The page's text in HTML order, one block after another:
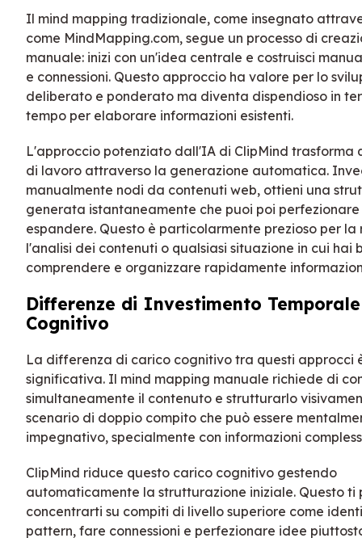
Il mind mapping tradizionale, come insegnato
come MindMapping.com, segue un processo di
manuale: inizi con un'idea centrale e costruisci
e connessioni. Questo approccio ha valore per lo
deliberato e ponderato ma diventa dispendioso in
tempo per elaborare informazioni esistenti.
L'approccio potenziato dall'IA di ClipMind trasforma
di lavoro attraverso la generazione automatica.
manualmente nodi da contenuti web, ottieni una
generata istantaneamente che puoi poi
espandere. Questo è particolarmente prezioso per la
l'analisi dei contenuti o qualsiasi situazione in cui hai
comprendere e organizzare rapidamente
Differenze di Investimento
Cognitivo
La differenza di carico cognitivo tra questi approcci
significativa. Il mind mapping manuale richiede di
simultaneamente il contenuto e strutturarlo
scenario di doppio compito che può essere
impegnativo, specialmente con informazioni
ClipMind riduce questo carico cognitivo gestendo
automaticamente la strutturazione iniziale. Questo ti
concentrarti su compiti di livello superiore come
pattern, fare connessioni e perfezionare idee